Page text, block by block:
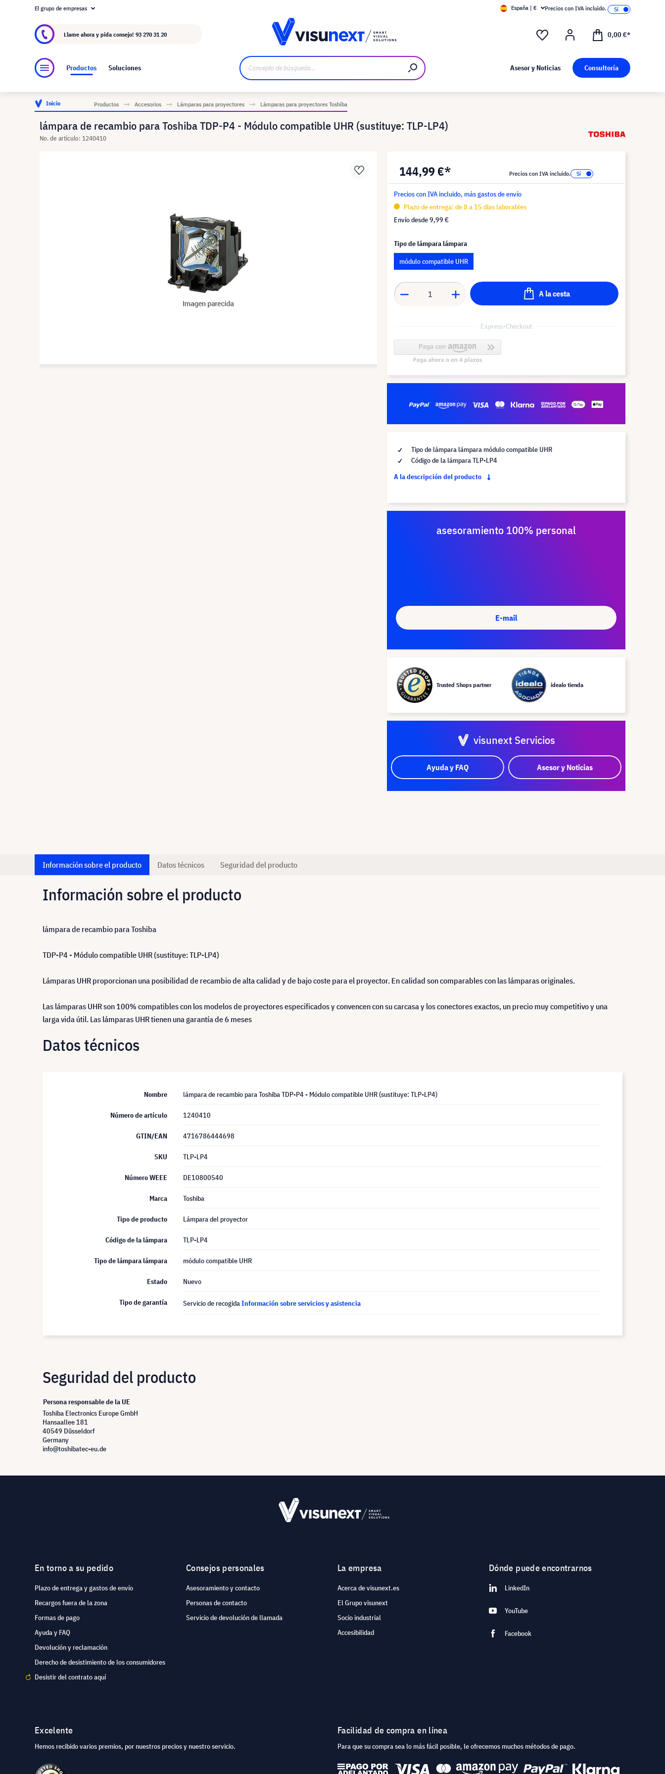
Acerca de visunext.es
El grupo de empresas España | € Precios con IVA incluido.
Llame ahora y pida consejo! 93 270 31 20 0,00 €*
Productos Soluciones Asesor y Noticias Consultoría
Inicio Productos Accesorios Lámparas para proyectores Lámparas para proyectores Toshiba
lámpara de recambio para Toshiba TDP-P4 - Módulo compatible UHR (sustituye: TLP-LP4)
No. de artículo: 1240410
144,99 €* Precios con IVA incluido.
Precios con IVA incluido, más gastos de envío
Plazo de entrega: de 8 a 15 días laborables
Envío desde9,99 €
Tipo de lámpara lámpara
módulo compatible UHR
A la cesta
Express-Checkout
Tipo de lámpara lámpara módulo compatible UHR
Código de la lámpara TLP-LP4
A la descripción del producto
asesoramiento 100% personal
E-mail
Trusted Shops partner idealo tienda
visunext Servicios
Ayuda y FAQ Asesor y Noticias
Información sobre el producto Datos técnicos Seguridad del producto
Información sobre el producto
lámpara de recambio para Toshiba
TDP-P4 - Módulo compatible UHR (sustituye: TLP-LP4)
Lámparas UHR proporcionan una posibilidad de recambio de alta calidad y de bajo coste para el proyector. En calidad son comparables con las lámparas originales.
Las lámparas UHR son 100% compatibles con los modelos de proyectores especificados y convencen con su carcasa y los conectores exactos, un precio muy competitivo y una
larga vida útil. Las lámparas UHR tienen una garantía de 6 meses
Datos técnicos
Nombre lámpara de recambio para Toshiba TDP-P4 - Módulo compatible UHR (sustituye: TLP-LP4)
Número de artículo 1240410
GTIN/EAN 4716786444698
SKU TLP-LP4
Número WEEE DE10800540
Marca Toshiba
Tipo de producto Lámpara del proyector
Código de la lámpara TLP-LP4
Tipo de lámpara lámpara módulo compatible UHR
Estado Nuevo
Tipo de garantía Servicio de recogidaInformación sobre servicios y asistencia
Seguridad del producto
Persona responsable de la UE
Toshiba Electronics Europe GmbH
Hansaallee 181
40549 Düsseldorf
Germany
info@toshibatec-eu.de
En torno a su pedido
Plazo de entrega y gastos de envío
Recargos fuera de la zona
Formas de pago
Ayuda y FAQ
Devolución y reclamación
Derecho de desistimiento de los consumidores
Desistir del contrato aquí
Consejos personales
Asesoramiento y contacto
Personas de contacto
Servicio de devolución de llamada
La empresa
Acerca de visunext.es
El Grupo visunext
Socio industrial
Accesibilidad
Dónde puede encontrarnos
LinkedIn
YouTube
Facebook
Excelente
Hemos recibido varios premios, por nuestros precios y nuestro servicio.
Facilidad de compra en línea
Para que su compra sea lo más fácil posible, le ofrecemos muchos métodos de pago.